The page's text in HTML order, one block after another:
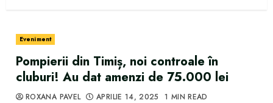
Eveniment
Pompierii din Timiș, noi controale în
cluburi! Au dat amenzi de 75.000 lei
ROXANA PAVEL APRILIE 14, 2025 1 MIN READ